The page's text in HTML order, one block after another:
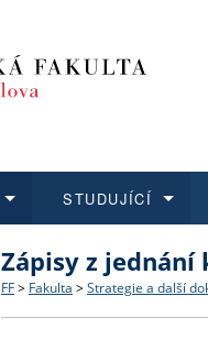
Struktura a historie
Strategie a další
Co studovat a jak se
Učitelské studijní
STUDUJÍCÍ
Bakalářské a magisterské
Doktorské studium
O vědě a výzkumu na FF
Akademické kvalifikace
Aktuální nabídky a
Vyjíždějící studenti
Zápisy z jednání
FF > Fakulta > Strategie a další